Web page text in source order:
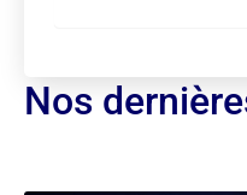
Nos